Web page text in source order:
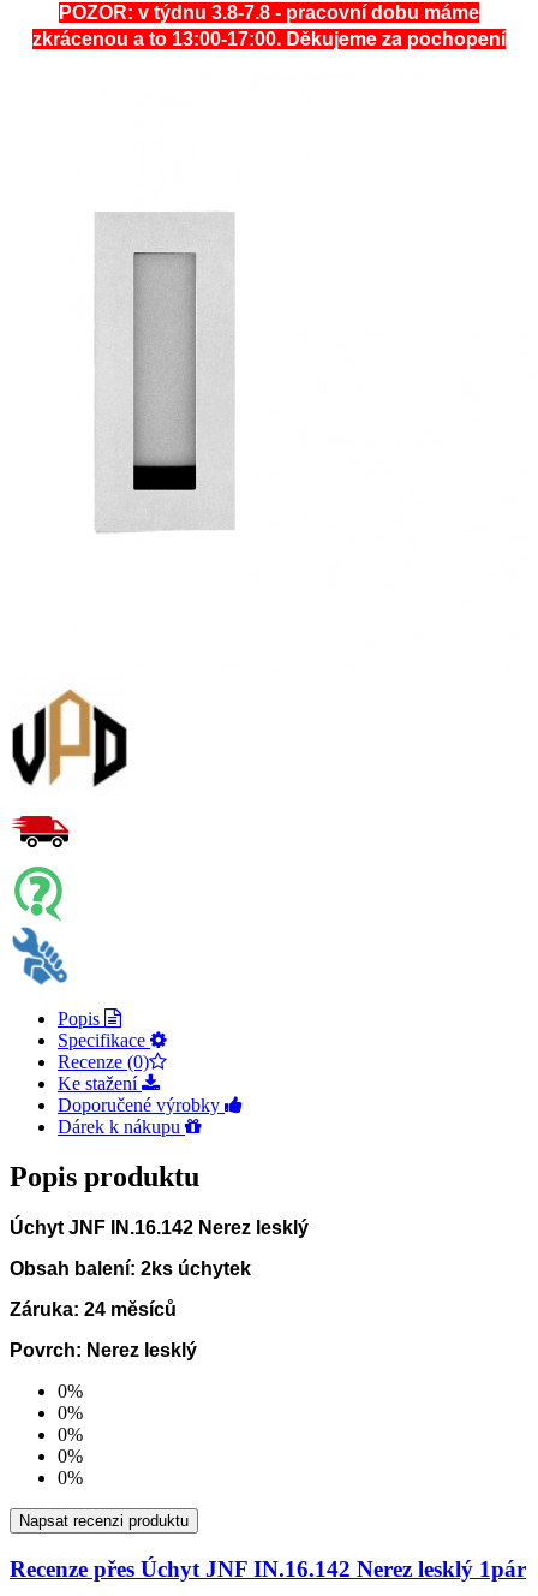
POZOR: v týdnu 3.8-7.8 - pracovní dobu máme
zkrácenou a to 13:00-17:00. Děkujeme za pochopení
Popis
Specifikace
Recenze (0)
Ke stažení
Doporučené výrobky
Dárek k nákupu
Popis produktu
Úchyt JNF IN.16.142 Nerez lesklý
Obsah balení: 2ks úchytek
Záruka: 24 měsíců
Povrch: Nerez lesklý
0%
0%
0%
0%
0%
Napsat recenzi produktu
Recenze přes Úchyt JNF IN.16.142 Nerez lesklý 1pár